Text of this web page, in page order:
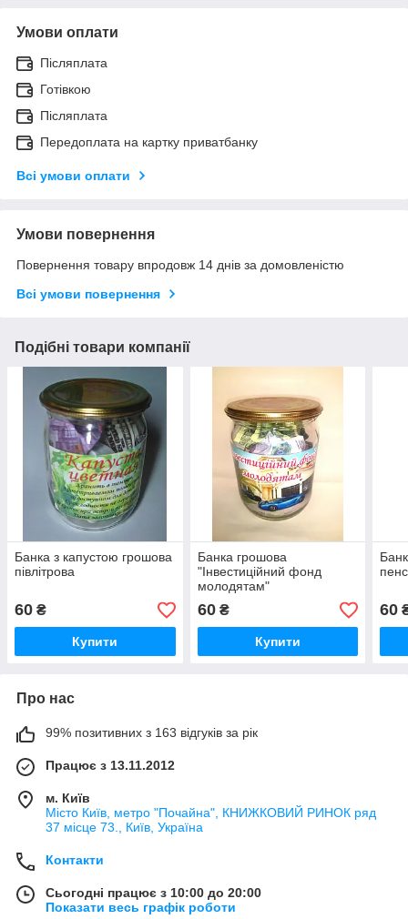
Умови оплати
Післяплата
Готівкою
Післяплата
Передоплата на картку приватбанку
Всі умови оплати
Умови повернення
Повернення товару впродовж 14 днів за домовленістю
Всі умови повернення
Подібні товари компанії
Банка з капустою грошова
півлітрова
60 ₴
Купити
Банка грошова
"Інвестиційний фонд
молодятам"
60₴
Купити
60
Про нас
99% позитивних з 163 відгуків за рік
Працює з 13.11.2012
м. Київ
Місто Київ, метро "Почайна", КНИЖКОВИЙ РИНОК ряд
37 місце 73., Київ, Україна
Контакти
Сьогодні працює з 10:00 до 20:00
Показати весь графік роботи